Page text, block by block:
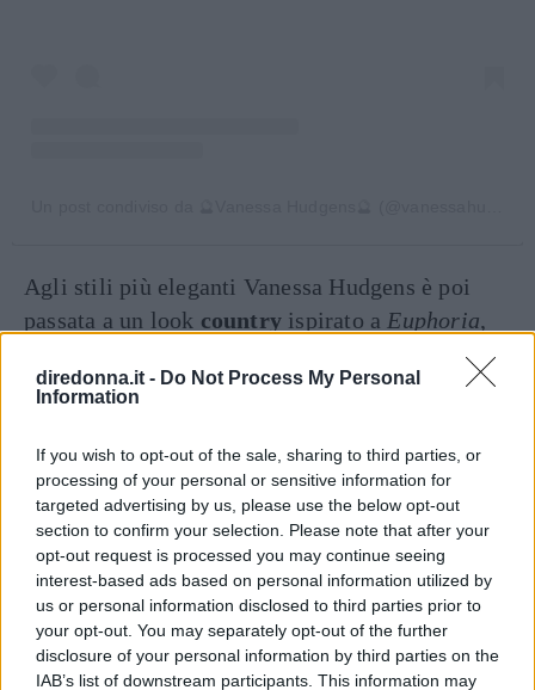
diredonna.it - Do Not Process My Personal
Information
If you wish to opt-out of the sale, sharing to third parties, or
processing of your personal or sensitive information for
targeted advertising by us, please use the below opt-out
section to confirm your selection. Please note that after your
opt-out request is processed you may continue seeing
interest-based ads based on personal information utilized by
us or personal information disclosed to third parties prior to
your opt-out. You may separately opt-out of the further
disclosure of your personal information by third parties on the
IAB’s list of downstream participants. This information may
Agli stili più eleganti Vanessa Hudgens è poi
passata a un look country ispirato a Euphoria,
azzurro e bianco,
stivali,treccee cappello da cowboy. Cambio
microabito bustierinvinilee parruccarosso
fuocoe con unatuta multicolorin paillettes.
Seguici anche su Google News!
ENTRA NEL NOSTRO CANALE